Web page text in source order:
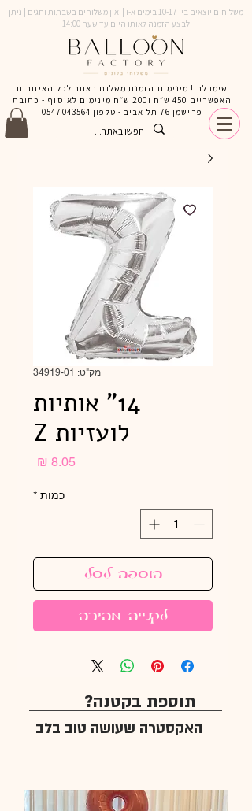
משלוחים יוצאים בין 10-17 בימים א-ו | אין משלוחים בשבתות וחגים | ניתן
לבצע הזמנה לאותו היום עד שעה 14:00
שימו לב ! מינימום הזמנת משלוח באתר לכל האיזורים
האפשריים 450 ש״ח ו200 ש״ח מינימום לאיסוף - כתובת
פרישמן 76 תל אביב - טלפון
0547043564
מק"ט: 34919-01
14" אותיות
לועזיות Z
כמות *
הוספה לסל
לקנייה מהירה
תוספת בקטנה?
האקסטרה שעושה טוב בלב